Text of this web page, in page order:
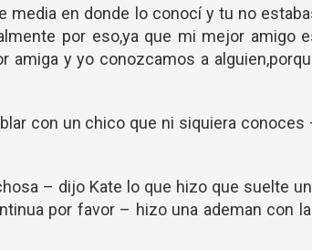
media en donde lo conocí y tu no
por eso,ya que mi mejor amigo
y yo conozcamos a
con un chico que ni siquiera conoces
– dijo Kate lo que hizo que suelte
por favor – hizo una ademan con